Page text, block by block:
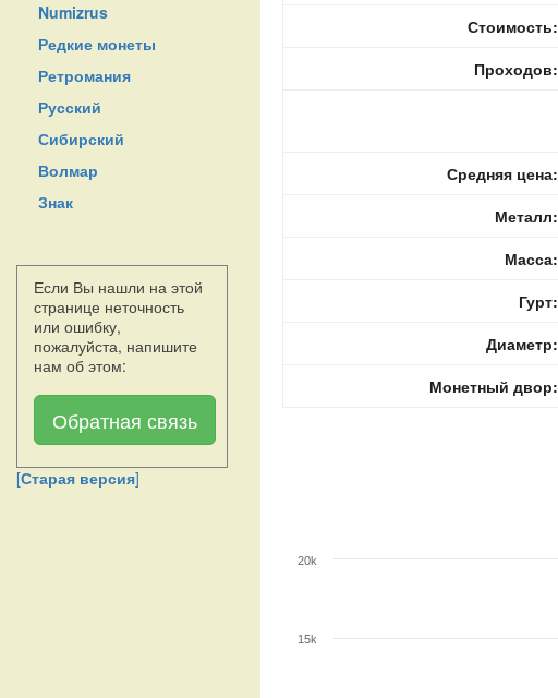
Numizrus
Редкие монеты
Ретромания
Русский
Сибирский
Волмар
Знак
Если Вы нашли на этой
странице неточность
или ошибку,
пожалуйста, напишите
нам об этом:
Обратная связь
[Старая версия]
Стоимость:
Проходов:
Средняя цена:
Металл:
Масса:
Гурт:
Диаметр:
Монетный двор:
15k
20k